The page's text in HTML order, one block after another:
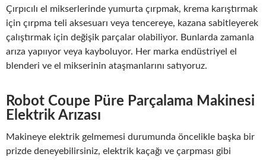
Çırpıcılı el mikserlerinde yumurta çırpmak, krema karıştırmak
için çırpma teli aksesuarı veya tencereye, kazana sabitleyerek
çalıştırmak için değişik parçalar olabiliyor. Bunlarda zamanla
arıza yapııyor veya kayboluyor. Her marka endüstriyel el
blenderi ve el mikserinin ataşmanlarını satıyoruz.
Robot Coupe Püre Parçalama Makinesi
Elektrik Arızası
Makineye elektrik gelmemesi durumunda öncelikle başka bir
prizde deneyebilirsiniz, elektrik kaçağı ve çarpması gibi